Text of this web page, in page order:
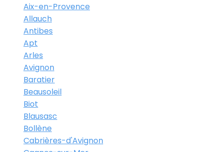
Aix-en-Provence
Allauch
Antibes
Apt
Arles
Avignon
Baratier
Beausoleil
Biot
Blausasc
Bollène
Cabrières-d'Avignon